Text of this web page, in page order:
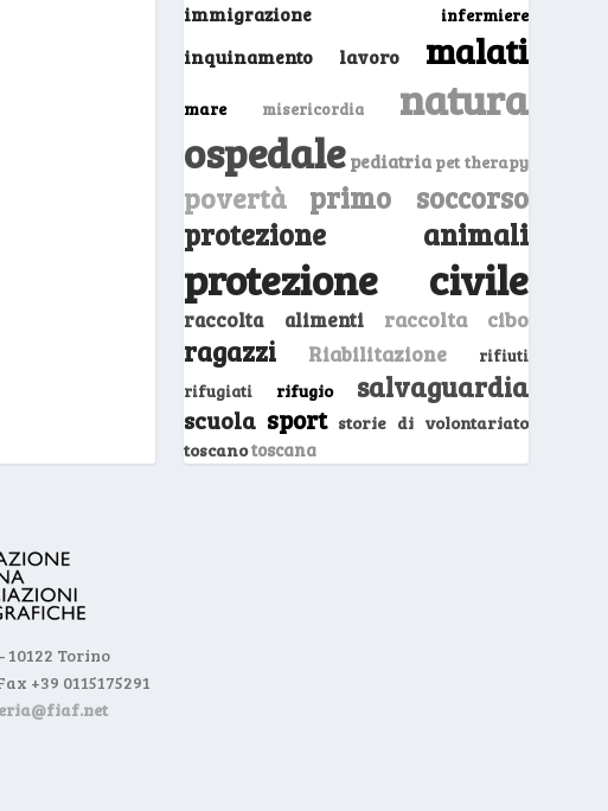
immigrazione infermiere
inquinamento lavoro malati
mare misericordia natura
ospedale pediatria pet therapy
povertà
primo soccorso
protezione animali
protezione civile
raccolta alimenti raccolta cibo
ragazzi Riabilitazione
rifiuti
rifugiati
rifugio salvaguardia
scuola sport storie di volontariato
toscanotoscana
10122 Torino
+39 0115175291